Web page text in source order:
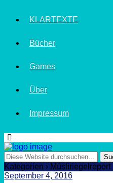
KLARTEXTE
Bücher
Games
Über
Impressum
Kategorien › Müsliriegelreport
September 4, 2016